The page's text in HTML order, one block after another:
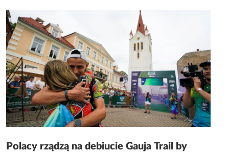
Polacy rządzą na debiucie Gauja Trail by